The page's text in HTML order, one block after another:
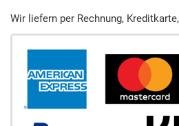
Wir liefern per Rechnung,